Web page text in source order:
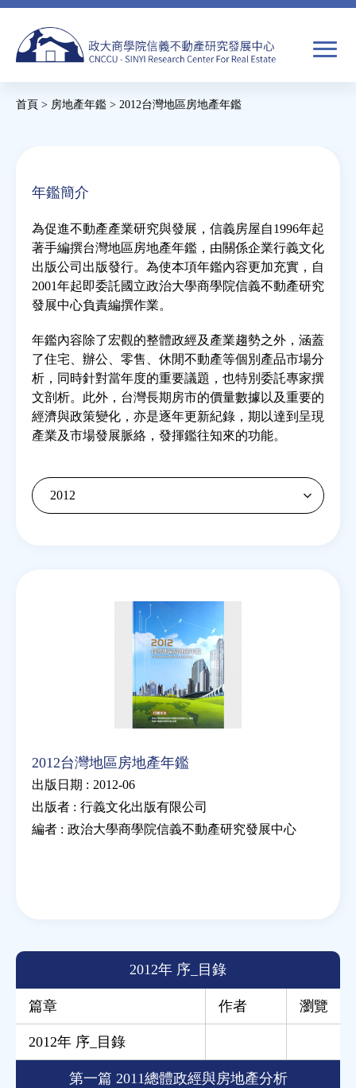
Jump
navigation
表
搜
焦點新聞
教育推廣
房市分析
研究獎勵
房地產年鑑
電子報
這
首頁 > 房地產年鑑 > 2012台灣地區房地產年鑑
年鑑簡介
為促進不動產產業研究與發展，信義房屋自1996年起
著手編撰台灣地區房地產年鑑，由關係企業行義文化
出版公司出版發行。為使本項年鑑內容更加充實，自
2001年起即委託國立政治大學商學院信義不動產研究
發展中心負責編撰作業。
年鑑內容除了宏觀的整體政經及產業趨勢之外，涵蓋
了住宅、辦公、零售、休閒不動產等個別產品市場分
析，同時針對當年度的重要議題，也特別委託專家撰
文剖析。此外，台灣長期房市的價量數據以及重要的
經濟與政策變化，亦是逐年更新紀錄，期以達到呈現
產業及市場發展脈絡，發揮鑑往知來的功能。
2012台灣地區房地產年鑑
出版日期 : 2012-06
出版者 : 行義文化出版有限公司
編者 : 政治大學商學院信義不動產研究發展中心
2012年 序_目錄
篇章 作者 瀏覽
2012年 序_目錄
第一篇 2011總體政經與房地產分析